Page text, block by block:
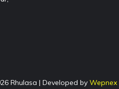
Rhulasa | Developed by Wepnex